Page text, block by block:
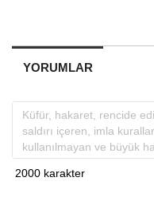
YORUMLAR